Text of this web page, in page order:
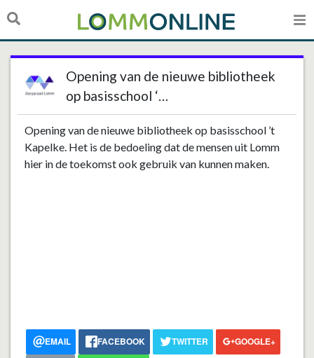
Opening van de nieuwe bibliotheek
op basisschool ‘…
Opening van de nieuwe bibliotheek op basisschool ’t
Kapelke. Het is de bedoeling dat de mensen uit Lomm
hier in de toekomst ook gebruik van kunnen maken.
EMAIL FACEBOOK TWITTER
GOOGLE+